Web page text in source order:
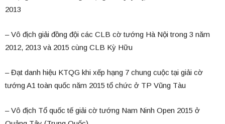
2013
– Vô địch giải đồng đội các CLB cờ tướng Hà Nội trong 3 năm
2012, 2013 và 2015 cùng CLB Kỳ Hữu
– Đạt danh hiệu KTQG khi xếp hạng 7 chung cuộc tại giải cờ
tướng A1 toàn quốc năm 2015 tổ chức ở TP Vũng Tàu
– Vô địch Tổ quốc tế giải cờ tướng Nam Ninh Open 2015 ở